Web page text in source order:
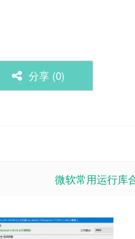
分享 (0)
微软常用运行库